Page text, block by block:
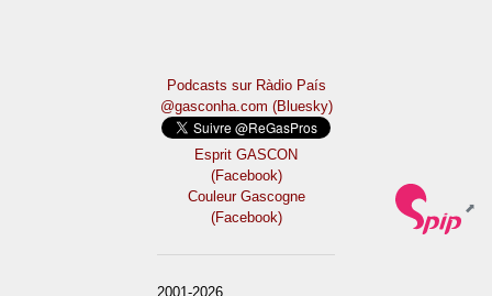
Podcasts sur Ràdio País
@gasconha.com (Bluesky)
Esprit GASCON
(Facebook)
Couleur Gascogne
(Facebook)
2001-2026